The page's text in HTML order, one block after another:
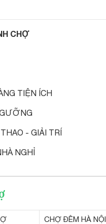
CHỢ
TIỆN ÍCH
- GIẢI TRÍ
NGHỈ
CHỢ ĐÊM HÀ NỘI